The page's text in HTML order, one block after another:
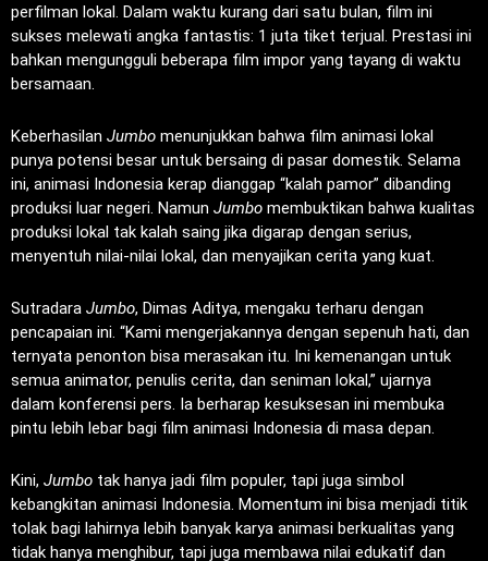
perfilman lokal. Dalam waktu kurang dari satu bulan, film ini
sukses melewati angka fantastis: 1 juta tiket terjual. Prestasi ini
bahkan mengungguli beberapa film impor yang tayang di waktu
bersamaan.
Keberhasilan Jumbo menunjukkan bahwa film animasi lokal
punya potensi besar untuk bersaing di pasar domestik. Selama
ini, animasi Indonesia kerap dianggap “kalah pamor” dibanding
produksi luar negeri. Namun Jumbo membuktikan bahwa kualitas
produksi lokal tak kalah saing jika digarap dengan serius,
menyentuh nilai-nilai lokal, dan menyajikan cerita yang kuat.
Sutradara Jumbo, Dimas Aditya, mengaku terharu dengan
pencapaian ini. “Kami mengerjakannya dengan sepenuh hati, dan
ternyata penonton bisa merasakan itu. Ini kemenangan untuk
semua animator, penulis cerita, dan seniman lokal,” ujarnya
dalam konferensi pers. Ia berharap kesuksesan ini membuka
pintu lebih lebar bagi film animasi Indonesia di masa depan.
Kini, Jumbo tak hanya jadi film populer, tapi juga simbol
kebangkitan animasi Indonesia. Momentum ini bisa menjadi titik
tolak bagi lahirnya lebih banyak karya animasi berkualitas yang
tidak hanya menghibur, tapi juga membawa nilai edukatif dan